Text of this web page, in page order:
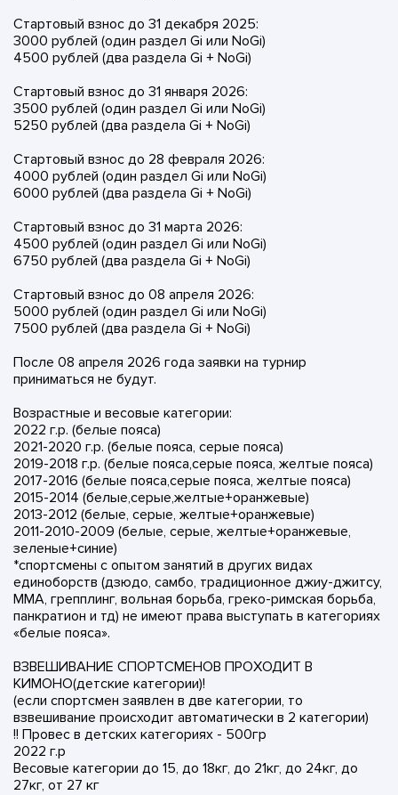
Стартовый взнос до 31 декабря 2025:
3000 рублей (один раздел Gi или NoGi)
4500 рублей (два раздела Gi + NoGi)
Стартовый взнос до 31 января 2026:
3500 рублей (один раздел Gi или NoGi)
5250 рублей (два раздела Gi + NoGi)
Стартовый взнос до 28 февраля 2026:
4000 рублей (один раздел Gi или NoGi)
6000 рублей (два раздела Gi + NoGi)
Стартовый взнос до 31 марта 2026:
4500 рублей (один раздел Gi или NoGi)
6750 рублей (два раздела Gi + NoGi)
Стартовый взнос до 08 апреля 2026:
5000 рублей (один раздел Gi или NoGi)
7500 рублей (два раздела Gi + NoGi)
После 08 апреля 2026 года заявки на турнир
приниматься не будут.
Возрастные и весовые категории:
2022 г.р. (белые пояса)
2021-2020 г.р. (белые пояса, серые пояса)
2019-2018 г.р. (белые пояса,серые пояса, желтые пояса)
2017-2016 (белые пояса,серые пояса, желтые пояса)
2015-2014 (белые,серые,желтые+оранжевые)
2013-2012 (белые, серые, желтые+оранжевые)
2011-2010-2009 (белые, серые, желтые+оранжевые,
зеленые+синие)
*спортсмены с опытом занятий в других видах
единоборств (дзюдо, самбо, традиционное джиу-джитсу,
ММА, грепплинг, вольная борьба, греко-римская борьба,
панкратион и тд) не имеют права выступать в категориях
«белые пояса».
ВЗВЕШИВАНИЕ СПОРТСМЕНОВ ПРОХОДИТ В
КИМОНО(детские категории)!
(если спортсмен заявлен в две категории, то
взвешивание происходит автоматически в 2 категории)
!! Провес в детских категориях - 500гр
2022 г.р
Весовые категории до 15, до 18кг, до 21кг, до 24кг, до
27кг, от 27 кг